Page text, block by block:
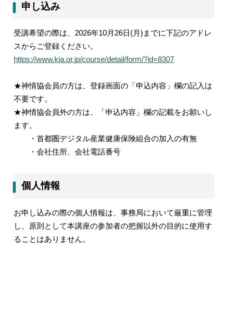
申し込み
受講希望の際は、 2026年10月 26日(月) までに下記のアドレ
スからご登録ください。
https://www.kia.or.jp/course/detail/form/?id=8307
★神情協会員の方は、登録画面の「申込内容」欄の記入は
不要です。
★神情協会員外の方は、「申込内容」欄の記載をお願いし
ます。
・首都圏デジタル産業健康保険組合の加入の有無
・会社住所、会社電話番号
個人情報
お申し込みの際の個人情報は、事務局において厳重に管理
し、原則として本講座の参加者の把握以外の目的に使用す
ることはありません。